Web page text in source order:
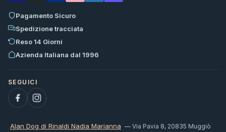
Pagamento Sicuro
Spedizione tracciata
Reso 14 Giorni
Azienda Italiana dal 1996
Alan Dog di Rinaldi Nadia Marianna — Via Pavia 8, 20835 Muggiò